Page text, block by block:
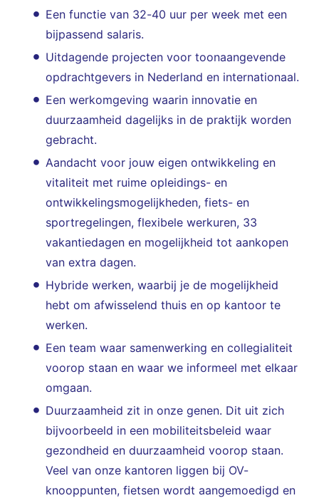
Een functie van 32-40 uur per week met een
bijpassend salaris.
Uitdagende projecten voor toonaangevende
opdrachtgevers in Nederland en internationaal.
Een werkomgeving waarin innovatie en
duurzaamheid dagelijks in de praktijk worden
gebracht.
Aandacht voor jouw eigen ontwikkeling en
vitaliteit met ruime opleidings- en
ontwikkelingsmogelijkheden, fiets- en
sportregelingen, flexibele werkuren, 33
vakantiedagen en mogelijkheid tot aankopen
van extra dagen.
Hybride werken, waarbij je de mogelijkheid
hebt om afwisselend thuis en op kantoor te
werken.
Een team waar samenwerking en collegialiteit
voorop staan en waar we informeel met elkaar
omgaan.
Duurzaamheid zit in onze genen. Dit uit zich
bijvoorbeeld in een mobiliteitsbeleid waar
gezondheid en duurzaamheid voorop staan.
Veel van onze kantoren liggen bij OV-
knooppunten, fietsen wordt aangemoedigd en